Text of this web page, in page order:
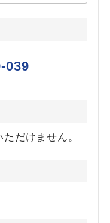
039
だけません。